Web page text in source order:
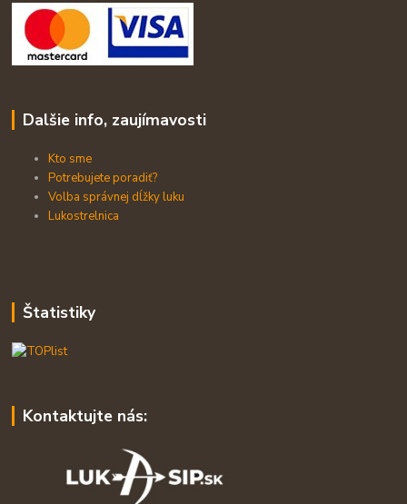
Dalšie info, zaujímavosti
Kto sme
Potrebujete poradiť?
Volba správnej dĺžky luku
Lukostrelnica
Štatistiky
Kontaktujte nás: